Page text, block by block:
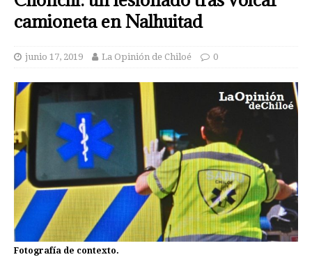
camioneta en Nalhuitad
junio 17, 2019 La Opinión de Chiloé 0
Fotografía de contexto.